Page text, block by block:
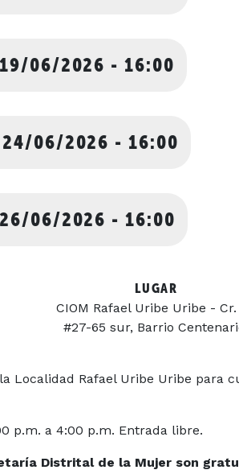
06/2026 - 16:00
24/06/2026 - 16:00
06/2026 - 16:00
LUGAR
CIOM Rafael Uribe Uribe -
#27-65 sur, Barrio
Localidad Rafael Uribe Uribe para
p.m. a 4:00 p.m. Entrada libre.
Distrital de la Mujer son